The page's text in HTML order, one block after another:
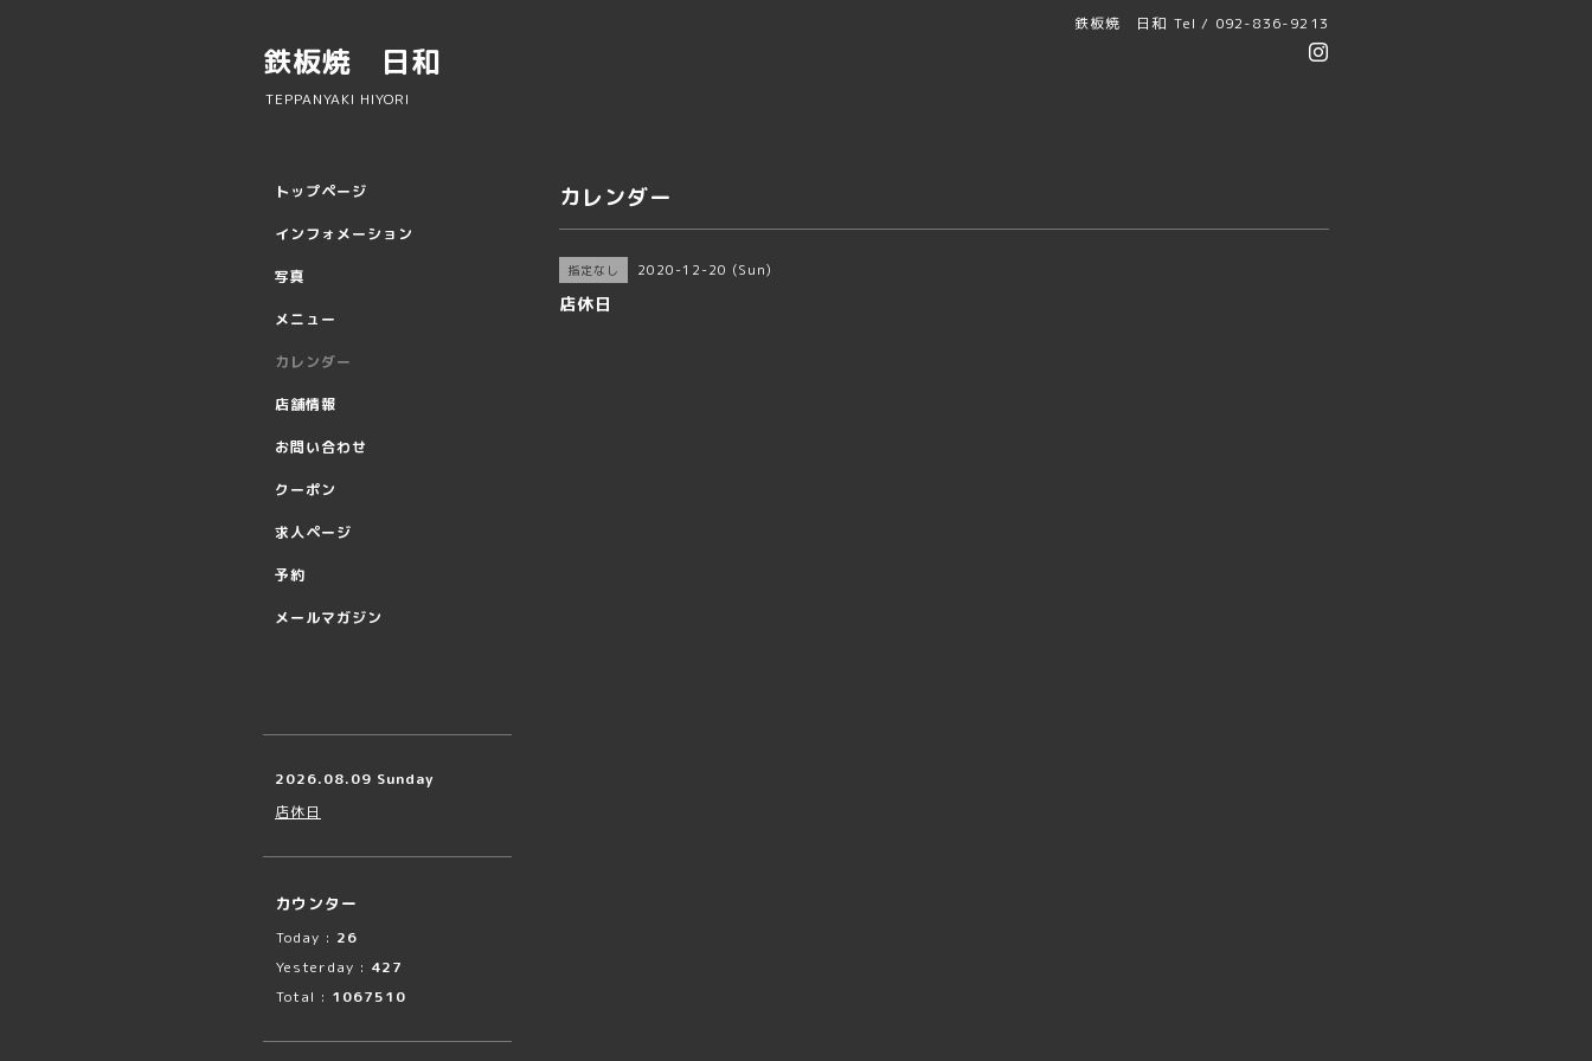
鉄板焼 日和 Tel / 092-836-9213
鉄板焼 日和
TEPPANYAKI HIYORI
カレンダー
指定なし 2020-12-20 (Sun)
店休日
トップページ
インフォメーション
写真
メニュー
カレンダー
店舗情報
お問い合わせ
クーポン
求人ページ
予約
メールマガジン
2026.08.09 Sunday
店休日
カウンター
Today : 26
Yesterday : 427
Total : 1067510